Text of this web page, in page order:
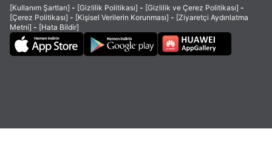
[Kullanım Şartları] - [Gizlilik Politikası] - [Gizlilik ve Çerez Politikası] -
[Çerez Politikası] - [Kişisel Verilerin Korunması] - [Ziyaretçi Aydınlatma
Metni] - [Hata Bildir]